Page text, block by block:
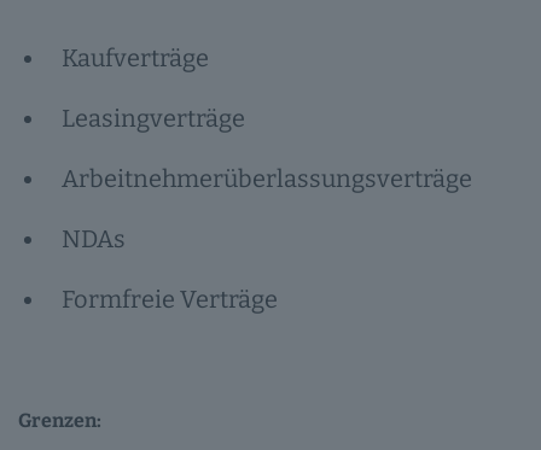
Kaufverträge
Leasingverträge
Arbeitnehmerüberlassungsverträge
NDAs
Formfreie Verträge
Grenzen: